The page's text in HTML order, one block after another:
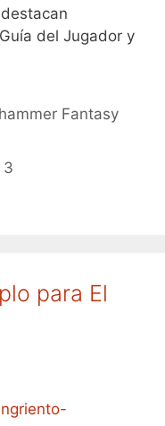
del Jugador y
Fantasy
3
para El